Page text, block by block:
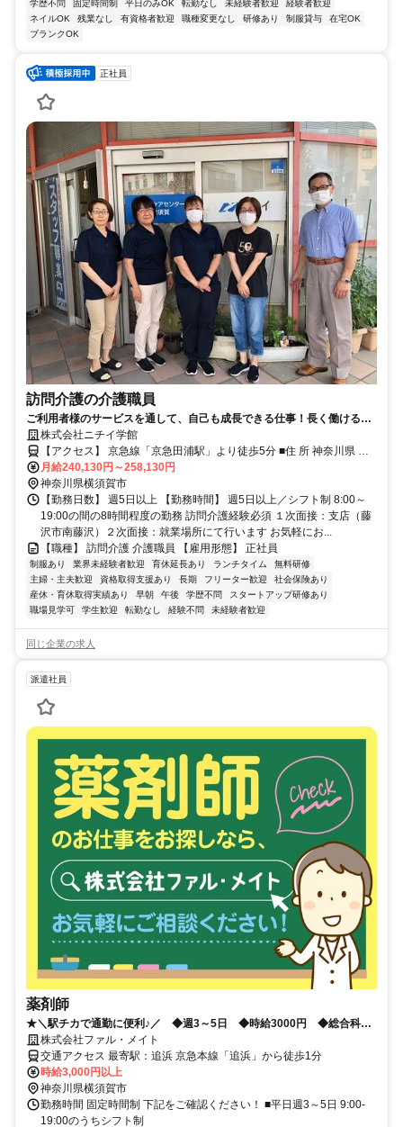
学歴不問 固定時間制 平日のみOK 転勤なし 未経験者歓迎
経験者歓迎
ネイルOK
残業なし 有資格者歓迎 職種変更なし 研修あり 制服貸与
在宅OK
ブランクOK
正社員
訪問介護の介護職員
ご利用者様のサービスを通して、自己も成長できる仕事！長く働ける職
場です！
株式会社ニチイ学館
【アクセス】 京急線「京急田浦駅」より徒歩5分 ■住 所 神奈川県 横
須賀市 船越町1丁目56廣瀬ﾋﾞﾙ1階101号室 ■アクセス 京急線「京急田
浦駅」より徒歩5分
月給240,130円～258,130円
神奈川県横須賀市
【勤務日数】 週5日以上 【勤務時間】 週5日以上／シフト制 8:00～
19:00の間の8時間程度の勤務 訪問介護経験必須 １次面接：支店（藤
沢市南藤沢）２次面接：就業場所にて行います お気軽にお...
【職種】 訪問介護 介護職員 【雇用形態】 正社員
制服あり 業界未経験者歓迎 育休延長あり ランチタイム
無料研修
主婦・主夫歓迎
資格取得支援あり 長期 フリーター歓迎
社会保険あり
産休・育休取得実績あり
早朝 午後 学歴不問
スタートアップ研修あり
職場見学可
学生歓迎 転勤なし 経験不問 未経験者歓迎
同じ企業の求人
派遣社員
薬剤師
★＼駅チカで通勤に便利♪／ ◆週3～5日 ◆時給3000円 ◆総合科目
応需 ◆土日祝休み
株式会社ファル・メイト
交通アクセス 最寄駅：追浜 京急本線「追浜」から徒歩1分
時給3,000円以上
神奈川県横須賀市
勤務時間 固定時間制 下記をご確認ください！ ■平日週3～5日 9:00-
19:00のうちシフト制